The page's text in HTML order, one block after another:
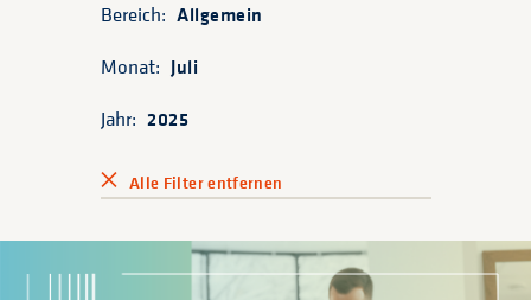
Bereich: Allgemein
Monat: Juli
Jahr: 2025
Alle Filter entfernen